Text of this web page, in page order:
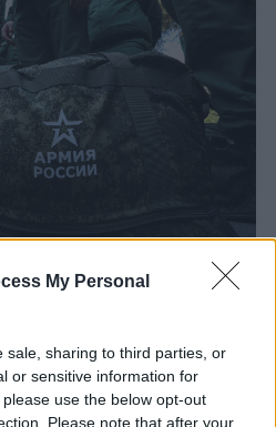
My Personal
sale, sharing to third parties, or
or sensitive information for
use the below opt-out
Please note that after your
στην πρώτη γραμμή
στρατιώτη που
Σεπτεμβρίου. Η μητέρα του
του με στολή στα
γράφοντας «Τον πήραν